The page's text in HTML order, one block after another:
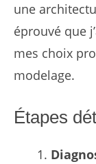
une
éprouvé que
mes choix
modelage.
Étapes